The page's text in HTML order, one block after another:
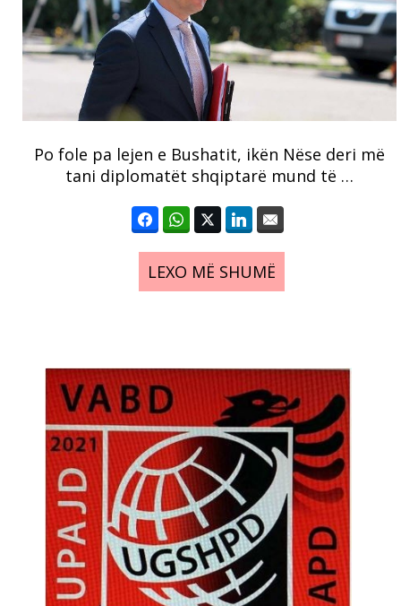
Po fole pa lejen e Bushatit, ikën Nëse deri më
tani diplomatët shqiptarë mund të …
LEXO MË SHUMË